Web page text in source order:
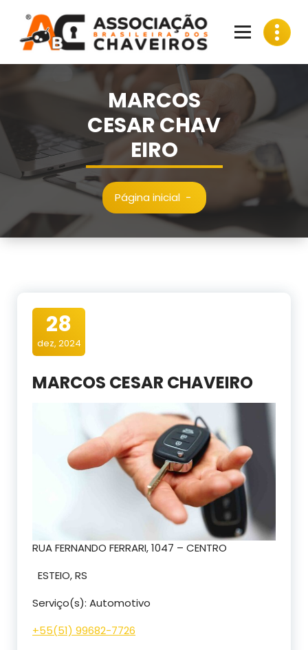
conteúdo
MARCOS
CESAR CHAV
EIRO
Página inicial-
28
dez, 2024
MARCOS CESAR CHAVEIRO
RUA FERNANDO FERRARI, 1047 – CENTRO
ESTEIO, RS
Serviço(s): Automotivo
+55(51) 99682-7726